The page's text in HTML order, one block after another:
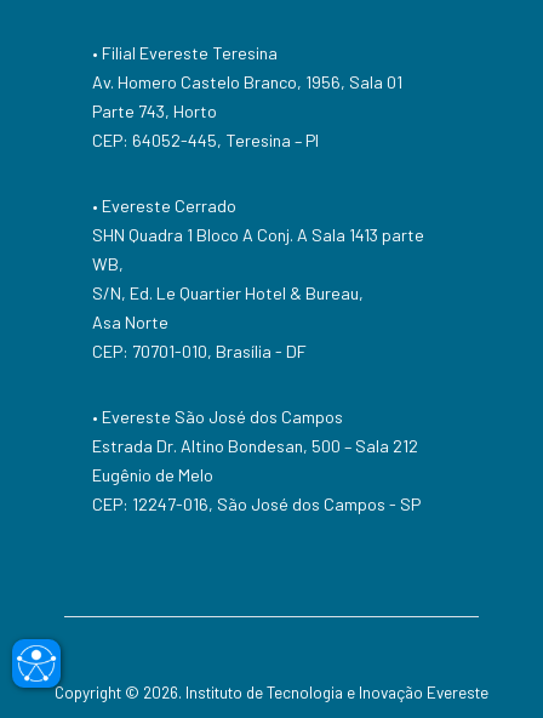
• Filial Evereste Teresina
Av. Homero Castelo Branco, 1956, Sala 01
Parte 743, Horto
CEP: 64052-445, Teresina – PI
• Evereste Cerrado
SHN Quadra 1 Bloco A Conj. A Sala 1413 parte
WB,
S/N, Ed. Le Quartier Hotel & Bureau,
Asa Norte
CEP: 70701-010, Brasília - DF
• Evereste São José dos Campos
Estrada Dr. Altino Bondesan, 500 – Sala 212
Eugênio de Melo
CEP: 12247-016, São José dos Campos - SP
Copyright © 2026. Instituto de Tecnologia e Inovação Evereste
accessible